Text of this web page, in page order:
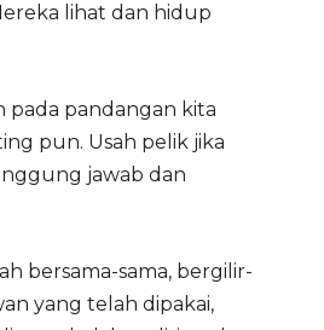
lihat dan hidup
pada pandangan kita
pun. Usah pelik jika
jawab dan
bersama-sama, bergilir-
yang telah dipakai,